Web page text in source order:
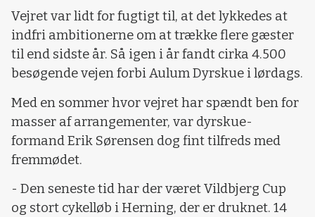
Vejret var lidt for fugtigt til, at det lykkedes at
indfri ambitionerne om at trække flere gæster
til end sidste år. Så igen i år fandt cirka 4.500
besøgende vejen forbi Aulum Dyrskue i lørdags.
Med en sommer hvor vejret har spændt ben for
masser af arrangementer, var dyrskue-
formand Erik Sørensen dog fint tilfreds med
fremmødet.
- Den seneste tid har der været Vildbjerg Cup
og stort cykelløb i Herning, der er druknet. 14